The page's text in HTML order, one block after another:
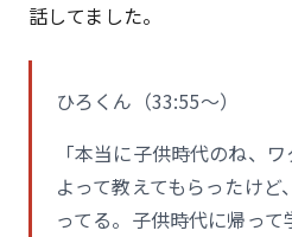
話してました。
ひろくん（33:55〜）
「本当に子供時代のね、
よって教えてもらったけ
ってる。子供時代に帰っ